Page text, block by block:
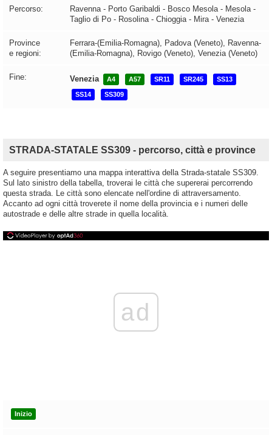
Percorso:
Ravenna - Porto Garibaldi - Bosco Mesola - Mesola -
Taglio di Po - Rosolina - Chioggia - Mira - Venezia
Province
e regioni:
Ferrara-(Emilia-Romagna), Padova (Veneto), Ravenna-
(Emilia-Romagna), Rovigo (Veneto), Venezia (Veneto)
Fine: Venezia A4 A57 SR11 SR245 SS13
SS14 SS309
STRADA-STATALE SS309 - percorso, città e province
A seguire presentiamo una mappa interattiva della Strada-statale SS309.
Sul lato sinistro della tabella, troverai le città che supererai percorrendo
questa strada. Le città sono elencate nell'ordine di attraversamento.
Accanto ad ogni città troverete il nome della provincia e i numeri delle
autostrade e delle altre strade in quella località.
ad
Inizio